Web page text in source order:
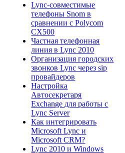
Lync-совместимые
телефоны Snom в
сравнении с Polycom
CX500
Частная телефонная
линия в Lync 2010
Организация городских
звонков Lync через sip
провайдеров
Настройка
Автосекретаря
Exchange для работы с
Lync Server
Как интегрировать
Microsoft Lync и
Microsoft CRM?
Lync 2010 и Windows